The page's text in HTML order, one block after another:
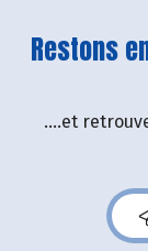
Restons
....et